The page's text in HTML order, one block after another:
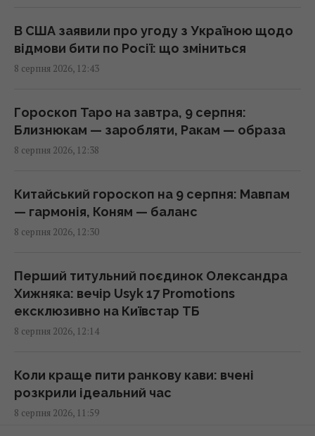
гривень і пішла в суд
12:27 субота, 08 серпня 2026
бойовий вертоліт: що відомо
12:17 субота, 08 серпня 2026
командував військами у Європі
12:13 субота, 08 серпня 2026
фольгу в холодильник: простий домашній
лайфхак
11:59 субота, 08 серпня 2026
США купила ціле село в Іспанії за ціною
квартири
11:55 субота, 08 серпня 2026
В США заявили про угоду з Україною щодо
відмови бити по Росії: що зміниться
8 серпня 2026, 12:43
Гороскоп Таро на завтра, 9 серпня:
Близнюкам — заробляти, Ракам — образа
8 серпня 2026, 12:38
Китайський гороскоп на 9 серпня: Мавпам
— гармонія, Коням — баланс
8 серпня 2026, 12:30
Перший титульний поєдинок Олександра
Хижняка: вечір Usyk 17 Promotions
ексклюзивно на Київстар ТБ
8 серпня 2026, 12:14
Коли краще пити ранкову кави: вчені
розкрили ідеальний час
8 серпня 2026, 11:59